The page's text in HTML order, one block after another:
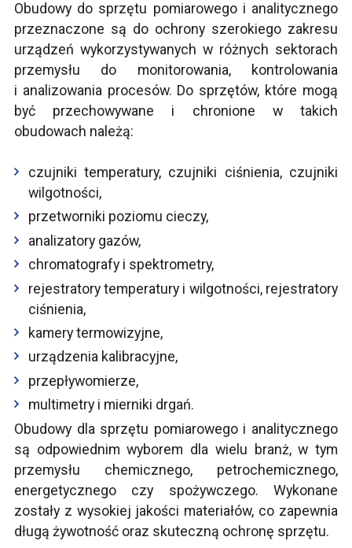
Obudowy do sprzętu pomiarowego i analitycznego
przeznaczone są do ochrony szerokiego zakresu
urządzeń wykorzystywanych w różnych sektorach
przemysłu do monitorowania, kontrolowania
i analizowania procesów. Do sprzętów, które mogą
być przechowywane i chronione w takich
obudowach należą:
czujniki temperatury, czujniki ciśnienia, czujniki
wilgotności,
przetworniki poziomu cieczy,
analizatory gazów,
chromatografy i spektrometry,
rejestratory temperatury i wilgotności, rejestratory
ciśnienia,
kamery termowizyjne,
urządzenia kalibracyjne,
przepływomierze,
multimetry i mierniki drgań.
Obudowy dla sprzętu pomiarowego i analitycznego
są odpowiednim wyborem dla wielu branż, w tym
przemysłu chemicznego, petrochemicznego,
energetycznego czy spożywczego. Wykonane
zostały z wysokiej jakości materiałów, co zapewnia
długą żywotność oraz skuteczną ochronę sprzętu.